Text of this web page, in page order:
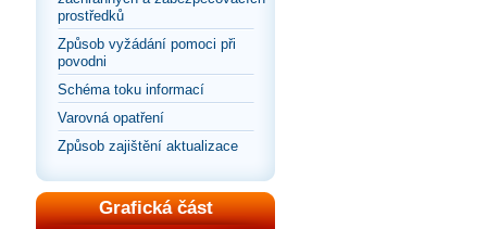
prostředků
Způsob vyžádání pomoci při
povodni
Schéma toku informací
Varovná opatření
Způsob zajištění aktualizace
Grafická část